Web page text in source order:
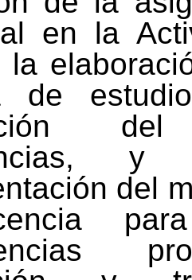
en la
la
de
y
del